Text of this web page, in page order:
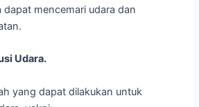
dapat mencemari udara dan
Udara.
yang dapat dilakukan untuk